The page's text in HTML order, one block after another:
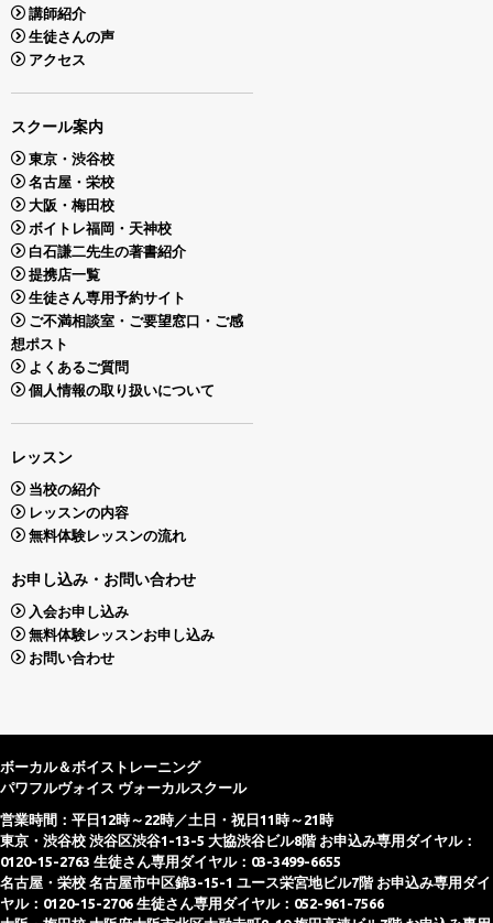
講師紹介
生徒さんの声
アクセス
スクール案内
東京・渋谷校
名古屋・栄校
大阪・梅田校
ボイトレ福岡・天神校
白石謙二先生の著書紹介
提携店一覧
生徒さん専用予約サイト
ご不満相談室・ご要望窓口・ご感
想ポスト
よくあるご質問
個人情報の取り扱いについて
レッスン
当校の紹介
レッスンの内容
無料体験レッスンの流れ
お申し込み・お問い合わせ
入会お申し込み
無料体験レッスンお申し込み
お問い合わせ
ボーカル＆ボイストレーニング
パワフルヴォイス ヴォーカルスクール
営業時間：平日12時～22時／土日・祝日11時～21時
東京・渋谷校 渋谷区渋谷1-13-5 大協渋谷ビル8階 お申込み専用ダイヤル：
0120-15-2763 生徒さん専用ダイヤル：03-3499-6655
名古屋・栄校 名古屋市中区錦3-15-1 ユース栄宮地ビル7階 お申込み専用ダイ
ヤル：0120-15-2706 生徒さん専用ダイヤル：052-961-7566